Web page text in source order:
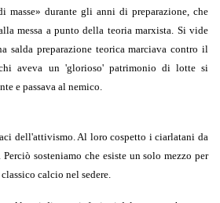
masse» durante gli anni di preparazione, che
messa a punto della teoria marxista. Si vide
salda preparazione teorica marciava contro il
aveva un 'glorioso' patrimonio di lotte si
e passava al nemico.
dell'attivismo. Al loro cospetto i ciarlatani da
sosteniamo che esiste un solo mezzo per
calcio nel sedere.